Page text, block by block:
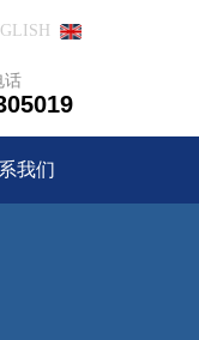
话
我们